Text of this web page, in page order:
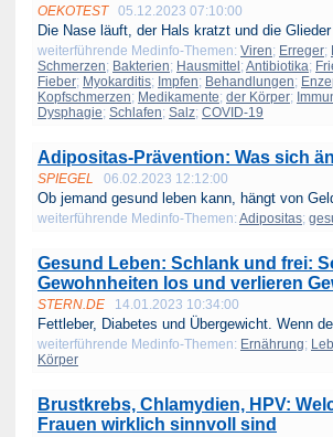
OEKOTEST 05.12.2023 07:10:00
Die Nase läuft, der Hals kratzt und die
weiterführende Medinfo-Themen: Viren; Erreger;
Schmerzen; Bakterien; Hausmittel ; Antibiotika;
Fieber; Myokarditis; Impfen; Behandlungen;
Kopfschmerzen; Medikamente; der Körper;
Dysphagie; Schlafen; Salz; COVID-19
Adipositas-Prävention: Was sich
SPIEGEL 06.02.2023 12:12:00
Ob jemand gesund leben kann, hängt von
weiterführende Medinfo-Themen: Adipositas;
Gesund Leben: Schlank und frei:
Gewohnheiten los und verlieren
STERN.DE 14.01.2023 10:34:00
Fettleber, Diabetes und Übergewicht. Wenn
weiterführende Medinfo-Themen: Ernährung;
Körper
Brustkrebs, Chlamydien, HPV:
Frauen wirklich sinnvoll sind